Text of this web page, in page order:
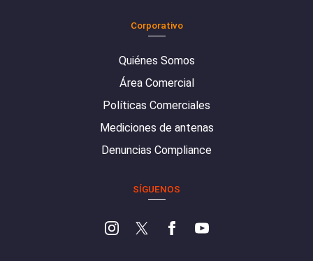
Corporativo
Quiénes Somos
Área Comercial
Políticas Comerciales
Mediciones de antenas
Denuncias Compliance
SÍGUENOS